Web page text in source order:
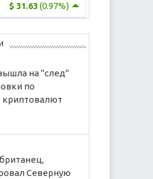
$ 31.63 (0.97%)
на "след"
по
криптовалют
Северную